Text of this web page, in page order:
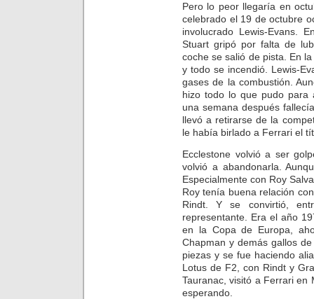
Pero lo peor llegaría en
celebrado el 19 de octubre
involucrado Lewis-Evans.
Stuart gripó por falta de
coche se salió de pista. En
y todo se incendió. Lewis-
gases de la combustión.
hizo todo lo que pudo para
una semana después
llevó a retirarse de la
le había birlado a Ferrari el
Ecclestone volvió a ser
volvió a abandonarla.
Especialmente con Roy
Roy tenía buena relación
Rindt. Y se convirtió,
representante. Era el año
en la Copa de Europa,
Chapman y demás gallos
piezas y se fue haciendo
Lotus de F2, con Rindt y
Tauranac, visitó a Ferrari en
esperando.